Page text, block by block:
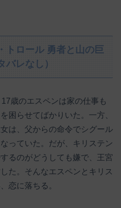
トロール 勇者と山の巨
レなし）
歳のエスペンは家の仕事も
困らせてばかりいた。一方、
は、父からの命令でシグール
っていた。だが、キリステン
るのがどうしても嫌で、王宮
た。そんなエスペンとキリス
恋に落ちる。